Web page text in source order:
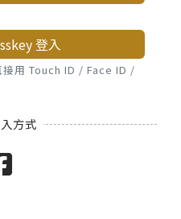
登入
接用 Touch ID / Face ID /